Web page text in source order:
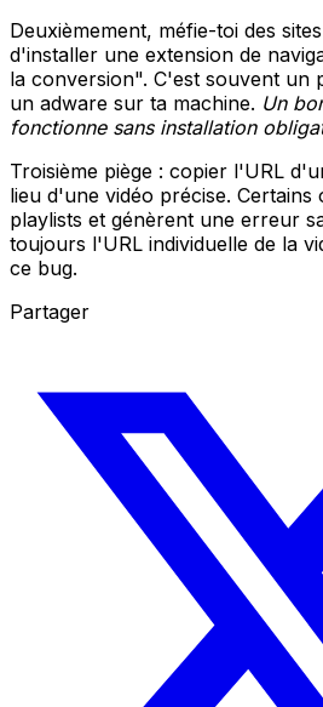
Deuxièmement, méfie-toi des
d'installer une extension de
la conversion". C'est souvent un
un adware sur ta machine. Un
fonctionne sans installation
Troisième piège : copier l'URL
lieu d'une vidéo précise. Certains
playlists et génèrent une erreur
toujours l'URL individuelle de la
ce bug.
Partager